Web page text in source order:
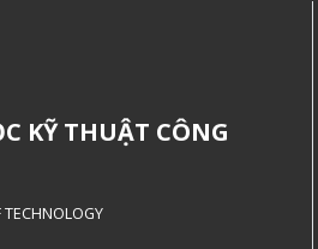
KỸ THUẬT CÔNG
TECHNOLOGY